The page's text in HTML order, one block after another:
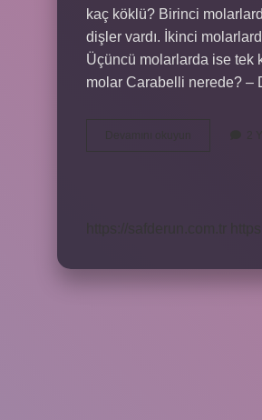
kaç köklü? Birinci
dişler vardı. İkinci
Üçüncü molarlarda ise tek
molar Carabelli nerede? –